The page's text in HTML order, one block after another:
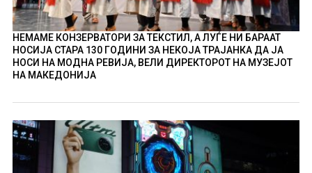
НЕМАМЕ КОНЗЕРВАТОРИ ЗА ТЕКСТИЛ, А ЛУЃЕ НИ БАРААТ
НОСИЈА СТАРА 130 ГОДИНИ ЗА НЕКОЈА ТРАЈАНКА ДА ЈА
НОСИ НА МОДНА РЕВИЈА, ВЕЛИ ДИРЕКТОРОТ НА МУЗЕЈОТ
НА МАКЕДОНИЈА